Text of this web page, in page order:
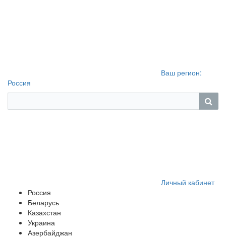
Ваш регион:
Россия
Личный кабинет
Россия
Беларусь
Казахстан
Украина
Азербайджан